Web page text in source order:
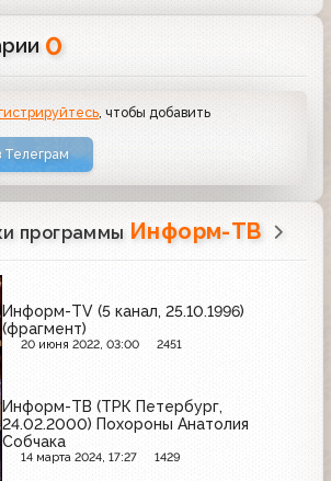
0
, чтобы добавить
Телеграм
программы Информ-ТВ
Информ-TV (5 канал, 25.10.1996)
(фрагмент)
20 июня 2022, 03:00 2451
Информ-ТВ (ТРК Петербург,
24.02.2000) Похороны Анатолия
Собчака
14 марта 2024, 17:27 1429